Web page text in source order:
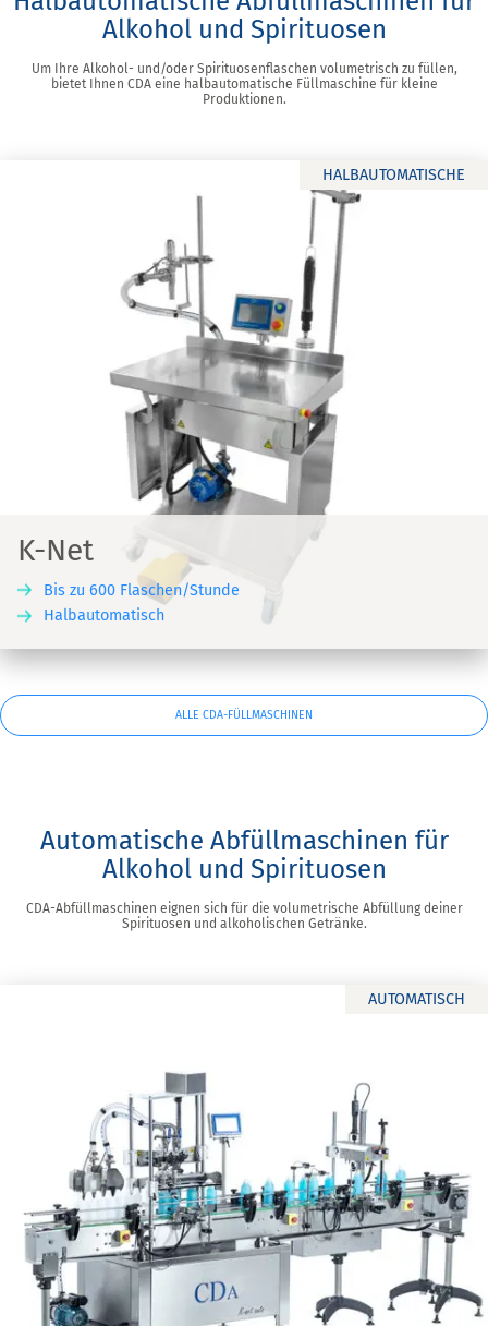
Alkohol und Spirituosen
Um Ihre Alkohol- und/oder Spirituosenflaschen volumetrisch zu füllen,
bietet Ihnen CDA eine halbautomatische Füllmaschine für kleine
Produktionen.
HALBAUTOMATISCHE
K-Net
Bis zu 600 Flaschen/Stunde
Halbautomatisch
ALLE CDA-FÜLLMASCHINEN
Automatische Abfüllmaschinen für
Alkohol und Spirituosen
CDA-Abfüllmaschinen eignen sich für die volumetrische Abfüllung deiner
Spirituosen und alkoholischen Getränke.
AUTOMATISCH